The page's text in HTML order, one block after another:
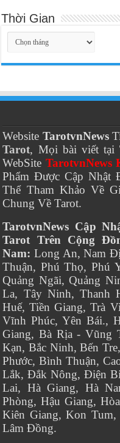
Thời Gian
Thời
Gian
Website TarotvnNews
Tarot, Mọi bài viết tại
WebSite TarotvnNews
Phẩm Được Cập
Thể Tham Khảo Về
Chung Về Tarot.
TarotvnNews Cập
Tarot Trên Cộng
Nam: Long An, Nam
Thuận, Phú Thọ, Phú
Quảng Ngãi, Quảng
La, Tây Ninh, Thanh
Huế, Tiền Giang, Trà
Vĩnh Phúc, Yên Bái.,
Giang, Bà Rịa - Vũng
Kạn, Bắc Ninh, Bến
Phước, Bình Thuận,
Lắk, Đắk Nông, Điện
Lai, Hà Giang, Hà
Phòng, Hậu Giang,
Kiên Giang, Kon
Lâm Đồng.